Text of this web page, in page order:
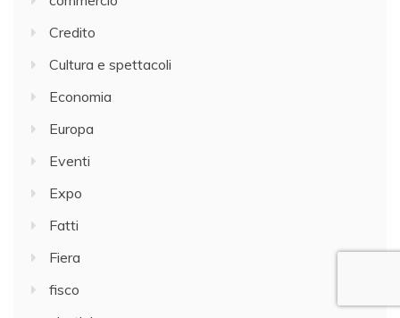
Credito
Cultura e spettacoli
Economia
Europa
Eventi
Expo
Fatti
Fiera
fisco